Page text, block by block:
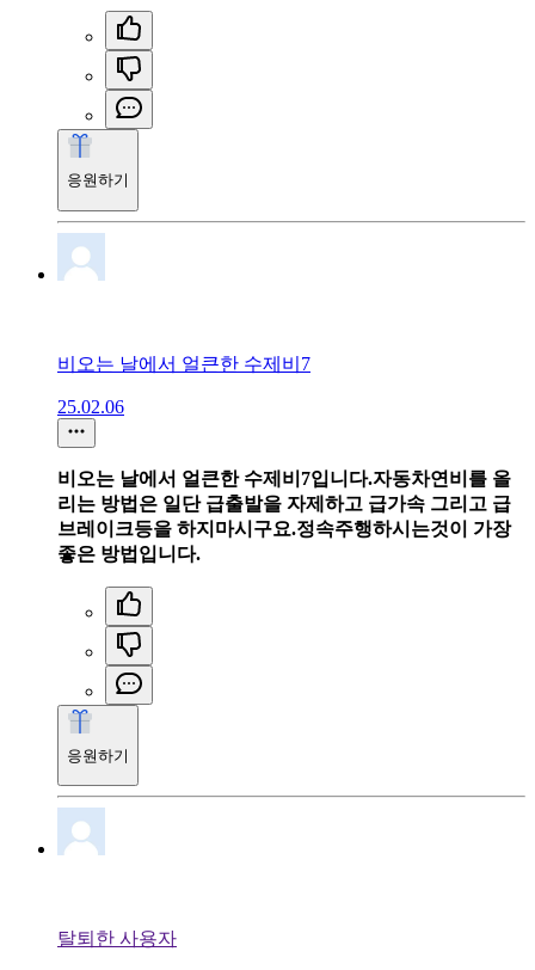
응원하기
비오는 날에서 얼큰한 수제비7
25.02.06
비오는 날에서 얼큰한 수제비7입니다.자동차연비를 올
리는 방법은 일단 급출발을 자제하고 급가속 그리고 급
브레이크등을 하지마시구요.정속주행하시는것이 가장
좋은 방법입니다.
응원하기
탈퇴한 사용자